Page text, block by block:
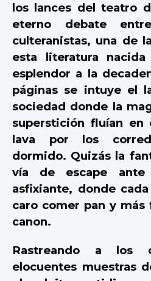
los lances del teatro
eterno debate
culteranistas, una de
esta literatura
esplendor a la
páginas se intuye el
sociedad donde la
superstición fluían en
lava por los
dormido. Quizás la
vía de escape
asfixiante, donde
caro comer pan y
canon.
Rastreando a los
elocuentes muestras